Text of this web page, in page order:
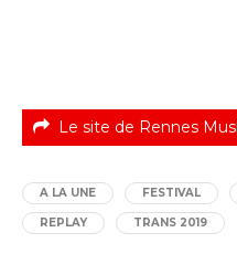
Le site de Rennes
A LA UNE FESTIVAL
REPLAY TRANS 2019